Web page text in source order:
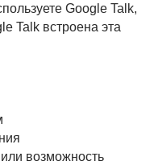
Google Talk,
Talk встроена эта
возможность